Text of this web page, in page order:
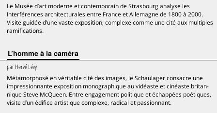
Le Musée d’art moderne et contemporain de Strasbourg analyse les
Interférences architecturales entre France et Allemagne de 1800 à 2000.
Visite guidée d’une vaste exposition, complexe comme une cité aux multiples
ramifications.
L’homme à la caméra
parHervé Lévy
Métamorphosé en véritable cité des images, le Schaulager consacre une
impressionnante exposition monographique au vidéaste et cinéaste britan-
nique Steve McQueen. Entre engagement politique et échappées poétiques,
visite d’un édifice artistique complexe, radical et passionnant.